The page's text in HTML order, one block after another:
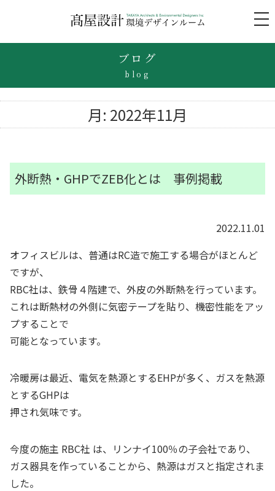
ブログ
blog
月: 2022年11月
外断熱・GHPでZEB化とは 事例掲載
2022.11.01
オフィスビルは、普通はRC造で施工する場合がほとんど
ですが、
RBC社は、鉄骨４階建で、外皮の外断熱を行っています。
これは断熱材の外側に気密テープを貼り、機密性能をアッ
プすることで
可能となっています。
冷暖房は最近、電気を熱源とするEHPが多く、ガスを熱源
とするGHPは
押され気味です。
今度の施主 RBC社 は、リンナイ100％の子会社であり、
ガス器具を作っていることから、熱源はガスと指定されま
した。